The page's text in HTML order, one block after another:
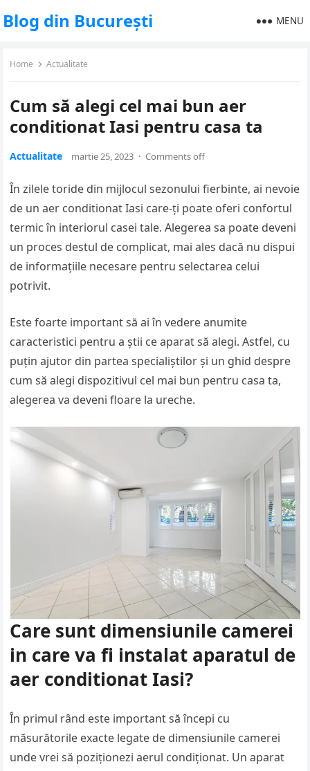
Blog din București MENU
Home Actualitate
Cum să alegi cel mai bun aer
conditionat Iasi pentru casa ta
Actualitate martie 25, 2023 · Comments off
În zilele toride din mijlocul sezonului fierbinte, ai nevoie
de un aer conditionat Iasi care-ți poate oferi confortul
termic în interiorul casei tale. Alegerea sa poate deveni
un proces destul de complicat, mai ales dacă nu dispui
de informațiile necesare pentru selectarea celui
potrivit.
Este foarte important să ai în vedere anumite
caracteristici pentru a știi ce aparat să alegi. Astfel, cu
puțin ajutor din partea specialiștilor și un ghid despre
cum să alegi dispozitivul cel mai bun pentru casa ta,
alegerea va deveni floare la ureche.
Care sunt dimensiunile camerei
in care va fi instalat aparatul de
aer conditionat Iasi?
În primul rând este important să începi cu
măsurătorile exacte legate de dimensiunile camerei
unde vrei să poziționezi aerul condiționat. Un aparat